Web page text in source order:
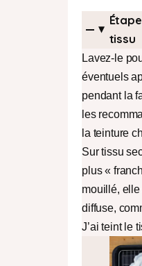
Étape
tissu
Lavez-le
éventuels
pendant la
les
la teinture
Sur tissu
plus «
mouillé,
diffuse,
J’ai teint le